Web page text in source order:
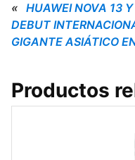
« HUAWEI NOVA 13
DEBUT
GIGANTE ASIÁTICO
Productos